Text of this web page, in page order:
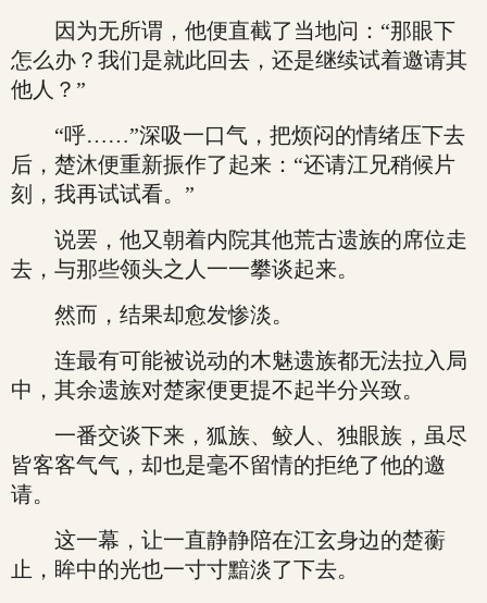
因为无所谓，他便直截了当地问：“那眼下
怎么办？我们是就此回去，还是继续试着邀请其
他人？”
“呼……”深吸一口气，把烦闷的情绪压下去
后，楚沐便重新振作了起来：“还请江兄稍候片
刻，我再试试看。”
说罢，他又朝着内院其他荒古遗族的席位走
去，与那些领头之人一一攀谈起来。
然而，结果却愈发惨淡。
连最有可能被说动的木魅遗族都无法拉入局
中，其余遗族对楚家便更提不起半分兴致。
一番交谈下来，狐族、鲛人、独眼族，虽尽
皆客客气气，却也是毫不留情的拒绝了他的邀
请。
这一幕，让一直静静陪在江玄身边的楚蘅
止，眸中的光也一寸寸黯淡了下去。